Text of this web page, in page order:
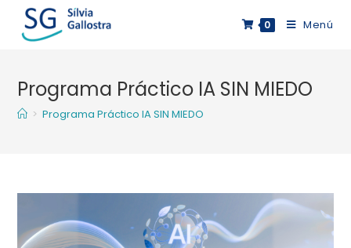
Saltar
0 Menú
Programa Práctico IA SIN MIEDO
> Programa Práctico IA SIN MIEDO